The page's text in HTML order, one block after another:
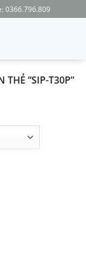
0366.796.809
“SIP-T30P”